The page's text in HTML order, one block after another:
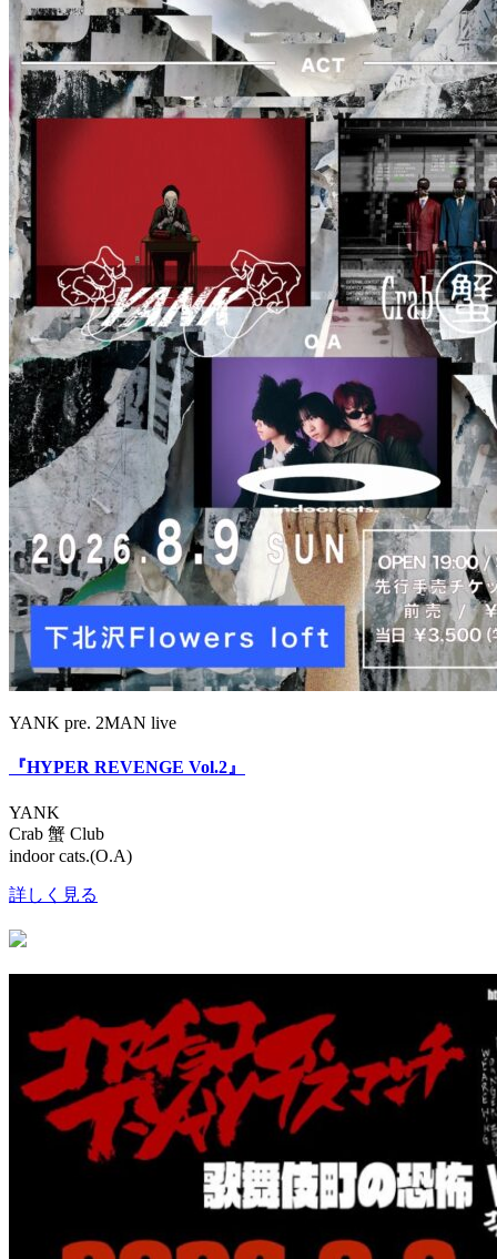
YANK pre. 2MAN live
『HYPER REVENGE Vol.2』
YANK
Crab 蟹 Club
indoor cats.(O.A)
詳しく見る